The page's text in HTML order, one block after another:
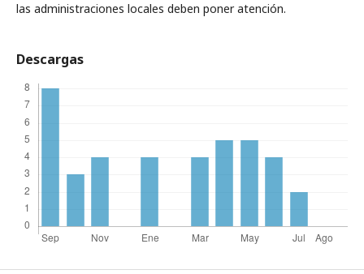
las administraciones locales deben poner atención.
Descargas